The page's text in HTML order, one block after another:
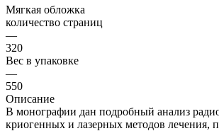
Мягкая обложка
количество страниц
—
320
Вес в упаковке
—
550
Описание
В монографии дан подробный анализ
криогенных и лазерных методов лечения,